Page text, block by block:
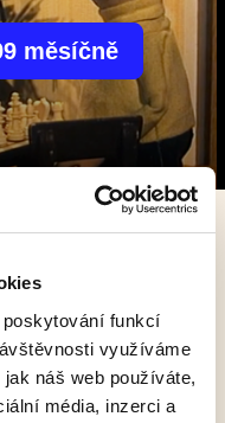
funkcí
využíváme
náš web používáte,
média, inzerci a
t
měsíčně